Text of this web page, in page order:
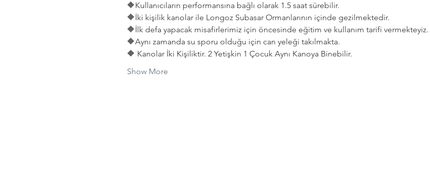
🔶Kullanıcıların performansına bağlı olarak 1.5 saat sürebilir.
🔶İki kişilik kanolar ile Longoz Subasar Ormanlarının içinde gezilmektedir.
🔶İlk defa yapacak misafirlerimiz için öncesinde eğitim ve kullanım tarifi vermekteyiz.
🔶Aynı zamanda su sporu olduğu için can yeleği takılmakta.
🔶 Kanolar İki Kişiliktir. 2 Yetişkin 1 Çocuk Aynı Kanoya Binebilir.
Show More